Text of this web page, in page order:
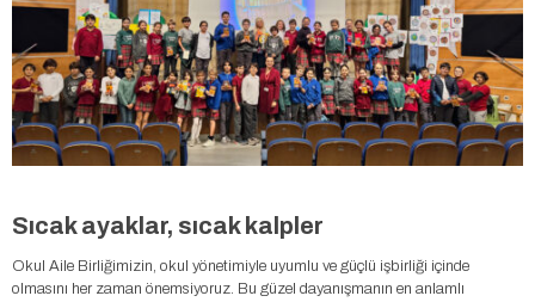
Sıcak ayaklar, sıcak kalpler
Okul Aile Birliğimizin, okul yönetimiyle uyumlu ve güçlü işbirliği içinde
olmasını her zaman önemsiyoruz. Bu güzel dayanışmanın en anlamlı